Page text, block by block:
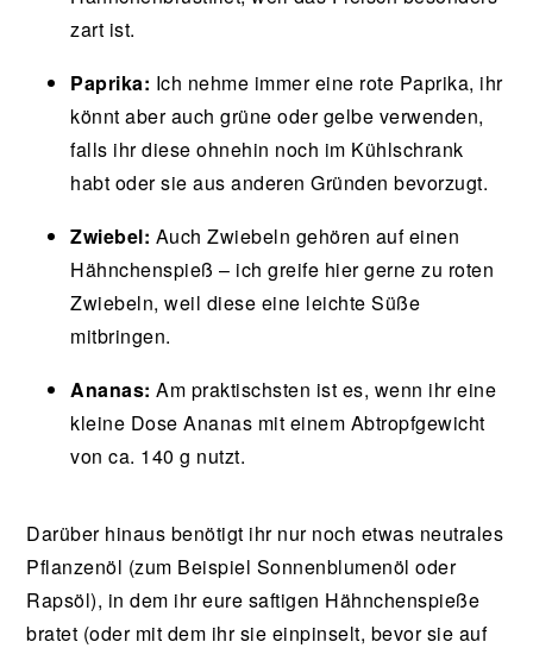
zart ist.
Paprika: Ich nehme immer eine rote Paprika, ihr
könnt aber auch grüne oder gelbe verwenden,
falls ihr diese ohnehin noch im Kühlschrank
habt oder sie aus anderen Gründen bevorzugt.
Zwiebel: Auch Zwiebeln gehören auf einen
Hähnchenspieß – ich greife hier gerne zu roten
Zwiebeln, weil diese eine leichte Süße
mitbringen.
Ananas:Am praktischsten ist es, wenn ihr eine
kleine Dose Ananas mit einem Abtropfgewicht
von ca. 140 g nutzt.
Darüber hinaus benötigt ihr nur noch etwas neutrales
Pflanzenöl (zum Beispiel Sonnenblumenöl oder
Rapsöl), in dem ihr eure saftigen Hähnchenspieße
bratet (oder mit dem ihr sie einpinselt, bevor sie auf